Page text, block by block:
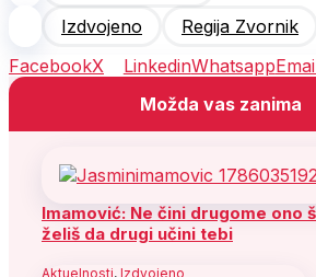
Izdvojeno
Regija Zvornik
FacebookX LinkedinWhatsapp
Možda vas zanima
Imamović: Ne čini drugome ono
želiš da drugi učini tebi
Aktuelnosti, Izdvojeno